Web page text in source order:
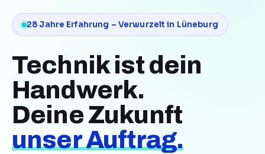
28 Jahre Erfahrung – Verwurzelt in Lüneburg
Technik ist dein
Handwerk.
Deine Zukunft
unser Auftrag.